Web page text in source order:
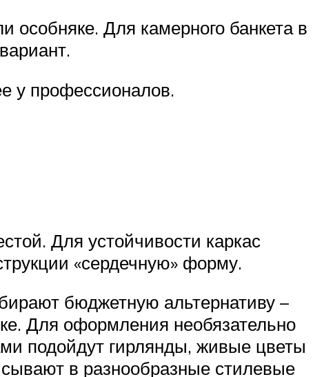
Для камерного банкета в
у профессионалов.
Для устойчивости каркас
«сердечную» форму.
бюджетную альтернативу –
Для оформления необязательно
подойдут гирлянды, живые цветы
в разнообразные стилевые